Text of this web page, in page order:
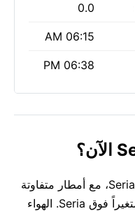
0.0
06:15 AM
06:38 PM
حاليًا درجة حرارة مرتفعة 31°م في Seria، مع أمطار متفاوتة
قريبة. سحب متقطعة تجعل الضوء متغيراً فوق Seria. الهواء